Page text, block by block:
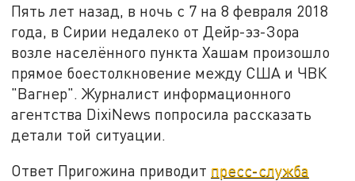
Пять лет назад, в ночь с 7 на 8 февраля 2018
года, в Сирии недалеко от Дейр-эз-Зора
возле населённого пункта Хашам произошло
прямое боестолкновение между США и ЧВК
"Вагнер". Журналист информационного
агентства DixiNews попросила рассказать
детали той ситуации.
Ответ Пригожина приводит пресс-служба